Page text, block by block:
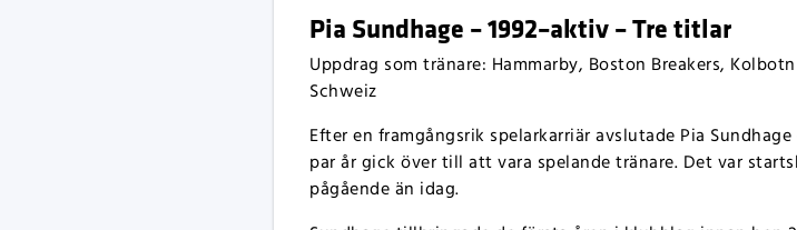
Pia Sundhage – 1992–aktiv – Tre titlar
Uppdrag som tränare: Hammarby, Boston Breakers,
Schweiz
Efter en framgångsrik spelarkarriär avslutade Pia
par år gick över till att vara spelande tränare. Det var
pågående än idag.